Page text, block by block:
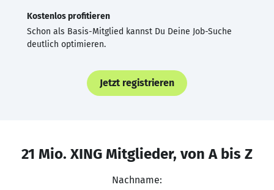
Kostenlos profitieren
Schon als Basis-Mitglied kannst Du Deine Job-Suche
deutlich optimieren.
Jetzt registrieren
21 Mio. XING Mitglieder, von A bis Z
Nachname: